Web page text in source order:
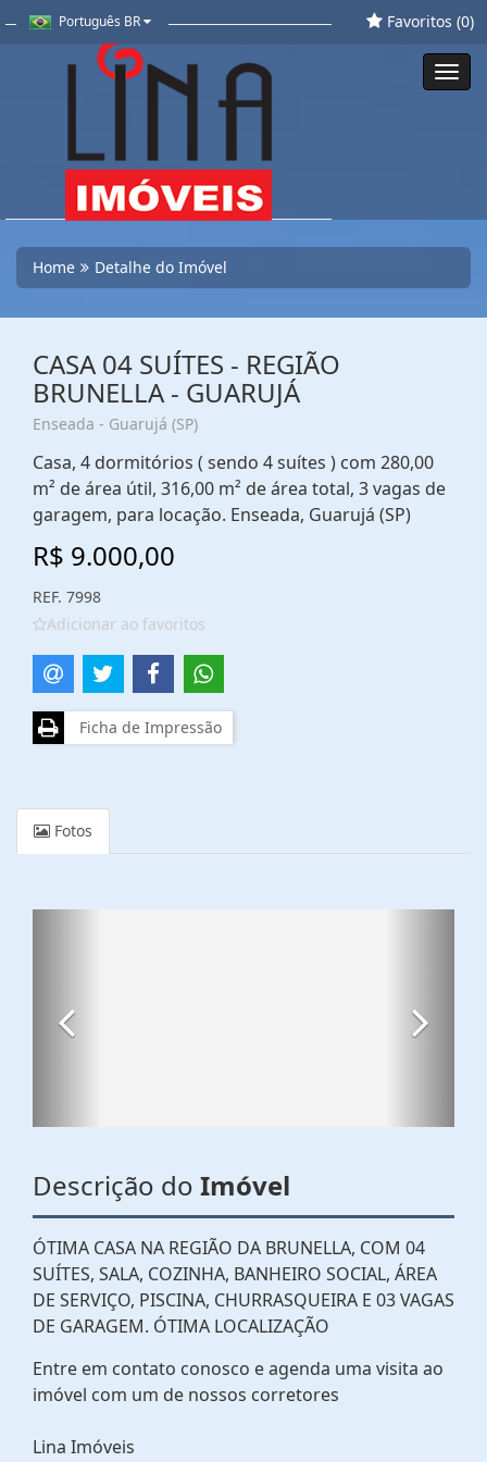
Português BR Favoritos (0)
Home Detalhe do Imóvel
CASA 04 SUÍTES - REGIÃO
BRUNELLA - GUARUJÁ
Enseada - Guarujá (SP)
Casa, 4 dormitórios ( sendo 4 suítes ) com 280,00
m² de área útil, 316,00 m² de área total, 3 vagas de
garagem, para locação. Enseada, Guarujá (SP)
R$ 9.000,00
REF. 7998
Adicionar ao favoritos
Ficha de Impressão
Fotos
Descrição do Imóvel
ÓTIMA CASA NA REGIÃO DA BRUNELLA, COM 04
SUÍTES, SALA, COZINHA, BANHEIRO SOCIAL, ÁREA
DE SERVIÇO, PISCINA, CHURRASQUEIRA E 03 VAGAS
DE GARAGEM. ÓTIMA LOCALIZAÇÃO
Entre em contato conosco e agenda uma visita ao
imóvel com um de nossos corretores
Lina Imóveis